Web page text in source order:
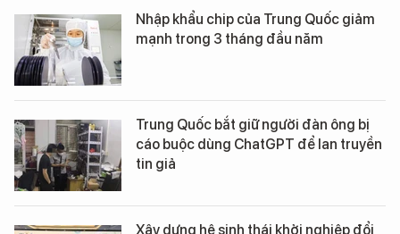
Nhập khẩu chip của Trung Quốc giảm
mạnh trong 3 tháng đầu năm
Trung Quốc bắt giữ người đàn ông bị
cáo buộc dùng ChatGPT để lan truyền
tin giả
Xây dựng hệ sinh thái khởi nghiệp đổi